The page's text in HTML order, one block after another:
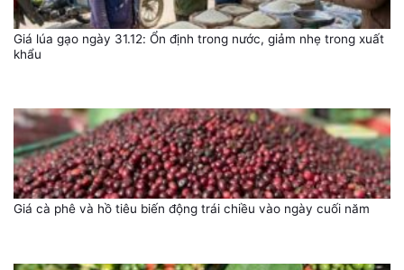
Giá lúa gạo ngày 31.12: Ổn định trong nước, giảm nhẹ trong xuất
khẩu
Giá cà phê và hồ tiêu biến động trái chiều vào ngày cuối năm